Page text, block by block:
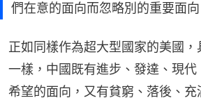
們在意的面向而忽略別的重要面向
正如同樣作為超大型國家的美國
一樣，中國既有進步、發達、現
希望的面向，又有貧窮、落後、